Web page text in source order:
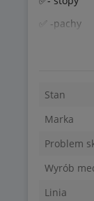
✅ -pachy
✅- szyja
✅ - klatka
✅- brzuch
✅ - plecy
Stan
Marka
Problem
Wyrób
Linia